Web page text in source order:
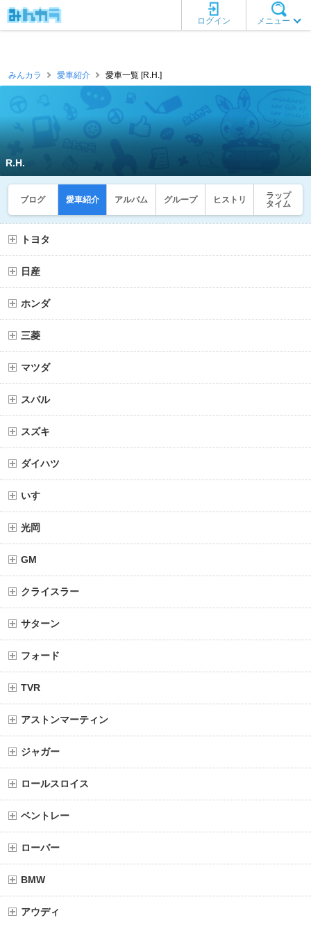
メニュー
ログイン
みんカラ 愛車紹介 愛車一覧 [R.H.]
R.H.
ブログ 愛車紹介 アルバム グループ ヒストリ
ラップ
タイム
トヨタ
日産
ホンダ
三菱
マツダ
スバル
スズキ
ダイハツ
いすゞ
光岡
GM
クライスラー
サターン
フォード
TVR
アストンマーティン
ジャガー
ロールスロイス
ベントレー
ローバー
BMW
アウディ